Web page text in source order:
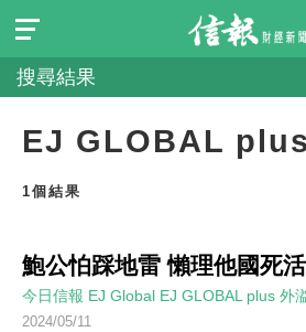
搜尋結果
EJ GLOBAL
1個結果
鮑公怕踩地雷 懶理他國死活
今日信報 EJ Global EJ GLOBAL plus 外
2024/05/11